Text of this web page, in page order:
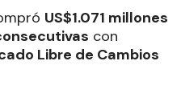
US$1.071 millones
con
Libre de Cambios